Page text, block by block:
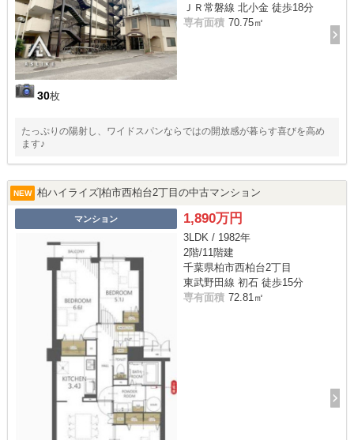
30枚
ＪＲ常磐線 北小金 徒歩18分
専有面積 70.75㎡
たっぷりの陽射し、ワイドスパンならではの開放感が暮らす喜びを高め
ます♪
NEW 柏ハイライズ|柏市西柏台2丁目の中古マンション
マンション 1,890万円
3LDK / 1982年
2階/11階建
千葉県柏市西柏台2丁目
東武野田線 初石 徒歩15分
専有面積 72.81㎡